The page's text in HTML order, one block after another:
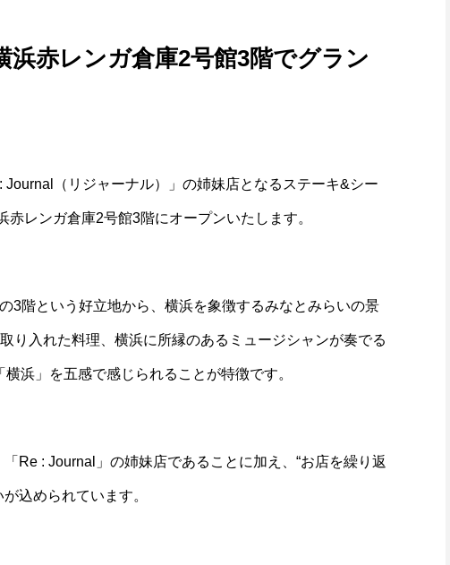
浜赤レンガ倉庫2号館3階でグラン
（リジャーナル）」の姉妹店となるステーキ&シー
レンガ倉庫2号館3階にオープンいたします。
3階という好立地から、横浜を象徴するみなとみらいの景
り入れた料理、横浜に所縁のあるミュージシャンが奏でる
浜」を五感で感じられることが特徴です。
Re : Journal」の姉妹店であることに加え、“お店を繰り返
込められています。